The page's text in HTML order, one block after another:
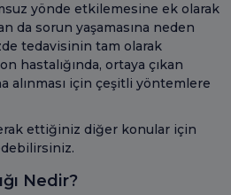
yönde etkilemesine ek olarak
da sorun yaşamasına neden
tedavisinin tam olarak
hastalığında, ortaya çıkan
alınması için çeşitli yöntemlere
ettiğiniz diğer konular için
Nedir?